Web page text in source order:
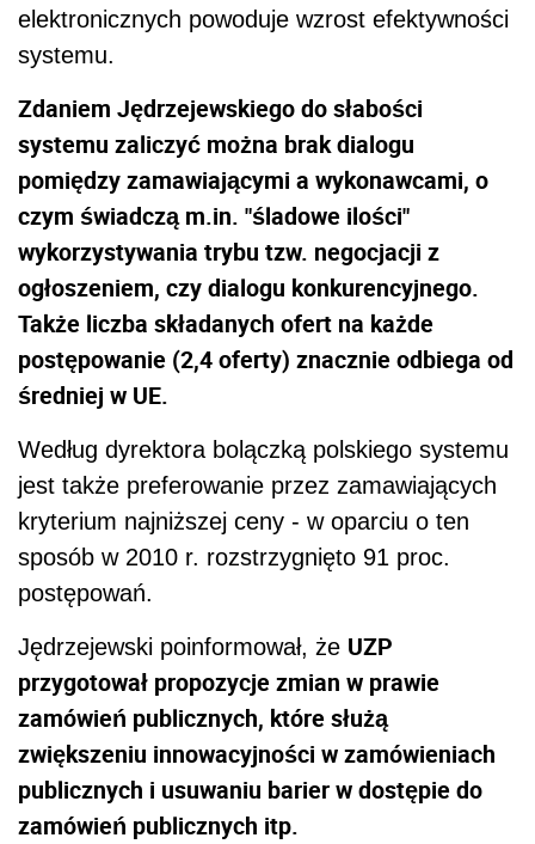
elektronicznych powoduje wzrost efektywności
systemu.
Zdaniem Jędrzejewskiego do słabości
systemu zaliczyć można brak dialogu
pomiędzy zamawiającymi a wykonawcami, o
czym świadczą m.in. "śladowe ilości"
wykorzystywania trybu tzw. negocjacji z
ogłoszeniem, czy dialogu konkurencyjnego.
Także liczba składanych ofert na każde
postępowanie (2,4 oferty) znacznie odbiega od
średniej w UE.
Według dyrektora bolączką polskiego systemu
jest także preferowanie przez zamawiających
kryterium najniższej ceny - w oparciu o ten
sposób w 2010 r. rozstrzygnięto 91 proc.
postępowań.
Jędrzejewski poinformował, że UZP
przygotował propozycje zmian w prawie
zamówień publicznych, które służą
zwiększeniu innowacyjności w zamówieniach
publicznych i usuwaniu barier w dostępie do
zamówień publicznych itp.